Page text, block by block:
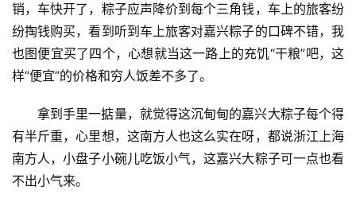
销，车快开了，粽子应声降价到每个三角钱，车上的旅客纷
纷掏钱购买，看到听到车上旅客对嘉兴粽子的口碑不错，我
也图便宜买了四个，心想就当这一路上的充饥“干粮”吧，这
样“便宜”的价格和穷人饭差不多了。
拿到手里一掂量，就觉得这沉甸甸的嘉兴大粽子每个得
有半斤重，心里想，这南方人也这么实在呀，都说浙江上海
南方人，小盘子小碗儿吃饭小气，这嘉兴大粽子可一点也看
不出小气来。